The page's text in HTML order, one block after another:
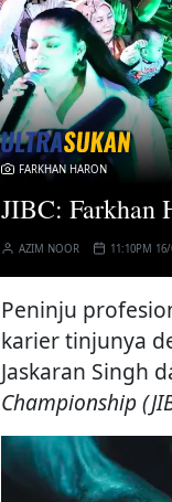
FARKHAN HARON
JIBC: Farkhan
AZIM NOOR 11:10PM
Peninju
karier tinjunya
Jaskaran Singh
Championship